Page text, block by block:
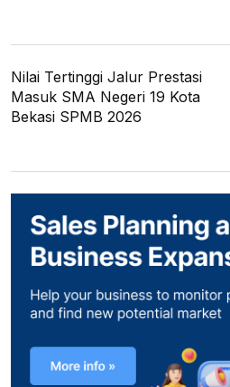
Nilai Tertinggi Jalur Prestasi
Masuk SMA Negeri 19 Kota
Bekasi SPMB 2026